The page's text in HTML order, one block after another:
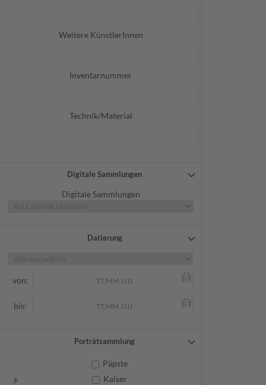
Weitere KünstlerInnen
Inventarnummer
Technik/Material
Digitale Sammlungen
Digitale Sammlungen
Datierung
von:
bis:
Porträtsammlung
Päpste
Kaiser